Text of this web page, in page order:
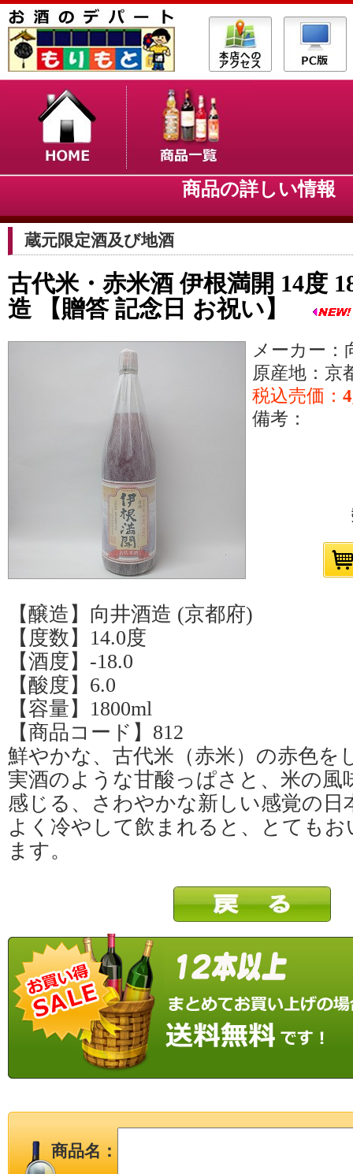
商品の詳しい情
蔵元限定酒及び地酒
古代米・赤米酒 伊根満開 14度
造 【贈答 記念日 お祝い】
メーカー：
原産地：京
税込売価：
備考：
【醸造】向井酒造 (京都府)
【度数】14.0度
【酒度】-18.0
【酸度】6.0
【容量】1800ml
【商品コード】812
鮮やかな、古代米（赤米）の赤色を
実酒のような甘酸っぱさと、米の風
感じる、さわやかな新しい感覚の日
よく冷やして飲まれると、とても
ます。
商品名：